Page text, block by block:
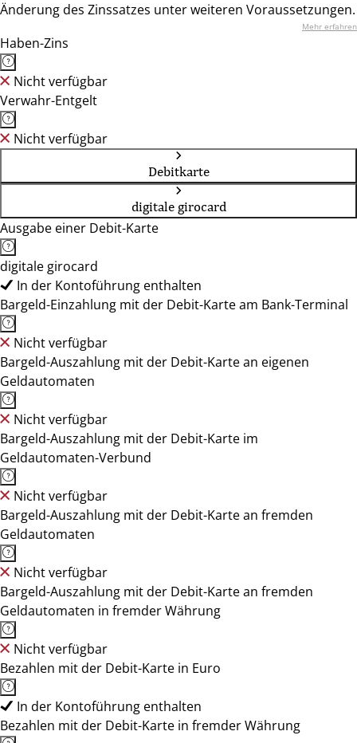
Änderung des Zinssatzes unter weiteren Voraussetzungen.
Mehr erfahren
Haben-Zins
Nicht verfügbar
Verwahr-Entgelt
Nicht verfügbar
Debitkarte
digitale girocard
Ausgabe einer Debit-Karte
digitale girocard
In der Kontoführung enthalten
Bargeld-Einzahlung mit der Debit-Karte am Bank-Terminal
Nicht verfügbar
Bargeld-Auszahlung mit der Debit-Karte an eigenen
Geldautomaten
Nicht verfügbar
Bargeld-Auszahlung mit der Debit-Karte im
Geldautomaten-Verbund
Nicht verfügbar
Bargeld-Auszahlung mit der Debit-Karte an fremden
Geldautomaten
Nicht verfügbar
Bargeld-Auszahlung mit der Debit-Karte an fremden
Geldautomaten in fremder Währung
Nicht verfügbar
Bezahlen mit der Debit-Karte in Euro
In der Kontoführung enthalten
Bezahlen mit der Debit-Karte in fremder Währung